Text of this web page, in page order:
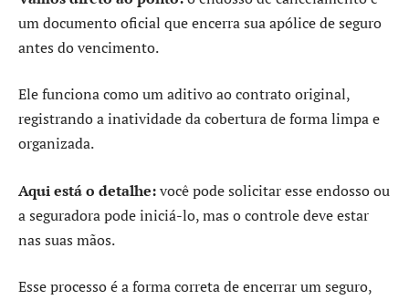
um documento oficial que encerra sua apólice de seguro
antes do vencimento.
Ele funciona como um aditivo ao contrato original,
registrando a inatividade da cobertura de forma limpa e
organizada.
Aqui está o detalhe:você pode solicitar esse endosso ou
a seguradora pode iniciá-lo, mas o controle deve estar
nas suas mãos.
Esse processo é a forma correta de encerrar um seguro,